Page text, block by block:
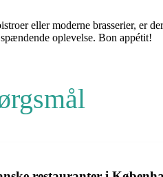
eller moderne brasserier, er
oplevelse. Bon appétit!